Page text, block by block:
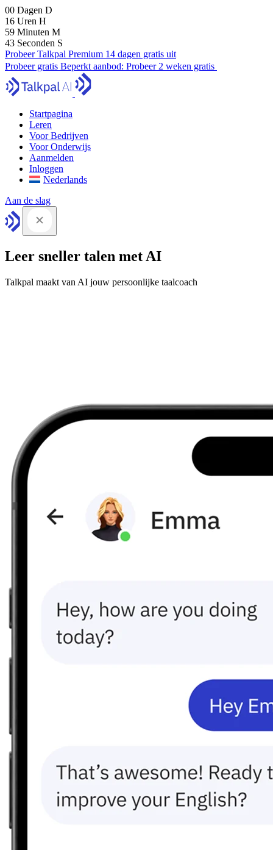
00 Dagen D
16 Uren H
59 Minuten M
41 Seconden S
Probeer Talkpal Premium 14 dagen gratis uit
Probeer gratis Beperkt aanbod: Probeer 2 weken gratis
Startpagina
Leren
Voor Bedrijven
Voor Onderwijs
Aanmelden
Inloggen
Nederlands
Aan de slag
Leer sneller talen met AI
Talkpal maakt van AI jouw persoonlijke taalcoach